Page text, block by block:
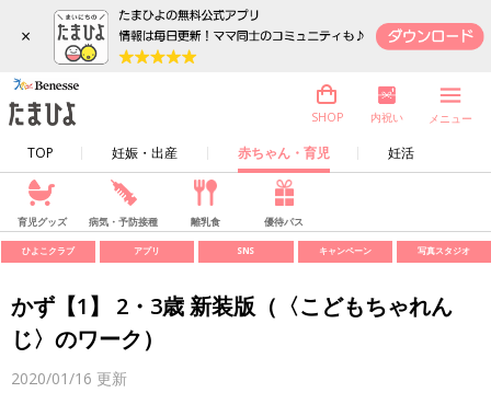
×
TOP 妊娠・出産 赤ちゃん・育児 妊活
SHOP 内祝い メニュー
育児グッズ 病気・予防接種 離乳食 優待パス
ひよこクラブ アプリ SNS キャンペーン 写真スタジオ
かず【1】 2・3歳 新装版（〈こどもちゃれん
じ〉のワーク）
2020/01/16 更新